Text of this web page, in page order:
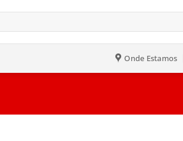
Onde Estamos